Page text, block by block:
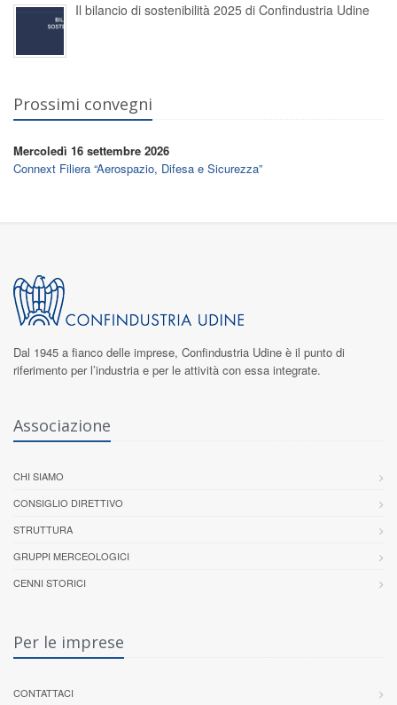
Il bilancio di sostenibilità 2025 di Confindustria Udine
Prossimi convegni
Mercoledì 16 settembre 2026
Connext Filiera “Aerospazio, Difesa e Sicurezza”
Dal 1945 a fianco delle imprese, Confindustria Udine è il punto di
riferimento per l’industria e per le attività con essa integrate.
Associazione
CHI SIAMO
CONSIGLIO DIRETTIVO
STRUTTURA
GRUPPI MERCEOLOGICI
CENNI STORICI
Per le imprese
CONTATTACI